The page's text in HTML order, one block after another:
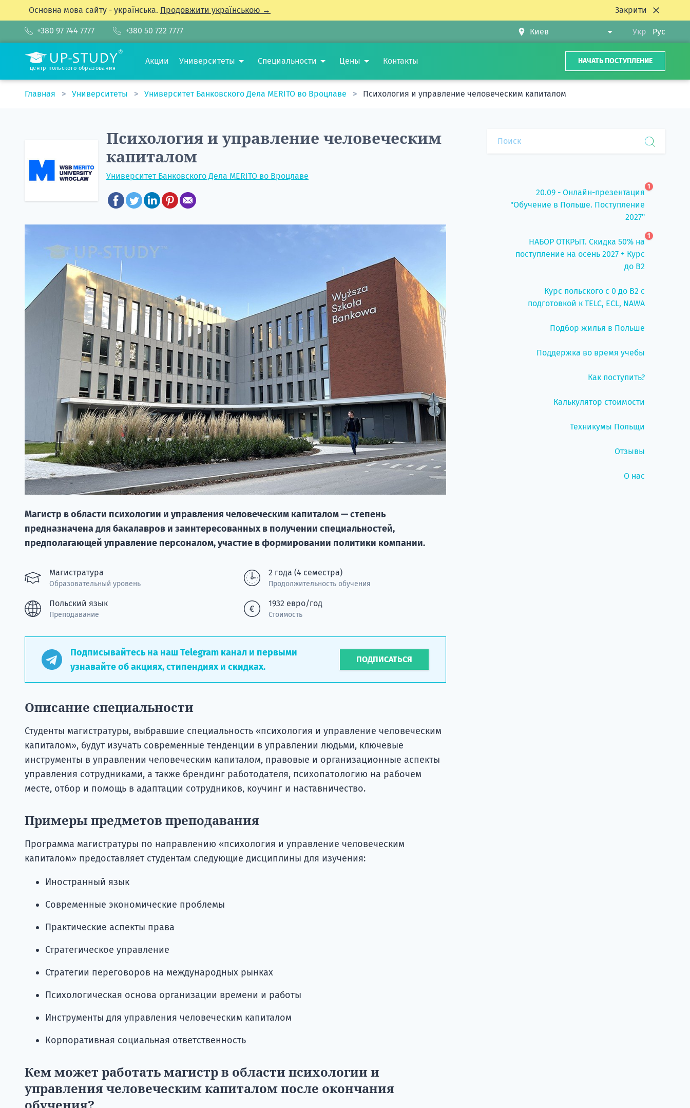
Основна мова сайту - українська. Продовжити українською → Закрити
+380 97 744 7777 +380 50 722 7777 Укр Рус
центр польского образования
Акции Университеты Специальности Цены Контакты НАЧАТЬ ПОСТУПЛЕНИЕ
Главная Университеты Университет Банковского Дела MERITO во Вроцлаве Психология и управление человеческим капиталом
Психология и управление человеческим
капиталом
Университет Банковского Дела MERITO во Вроцлаве
Магистр в области психологии и управления человеческим капиталом — степень
предназначена для бакалавров и заинтересованных в получении специальностей,
предполагающей управление персоналом, участие в формировании политики компании.
Магистратура
Образовательный уровень
2 года (4 семестра)
Продолжительность обучения
Польский язык
Преподавание
1932 евро/год
Стоимость
Подписывайтесь на наш Telegram канал и первыми
узнавайте об акциях, стипендиях и скидках.
ПОДПИСАТЬСЯ
Описание специальности
Студенты магистратуры, выбравшие специальность «психология и управление человеческим
капиталом», будут изучать современные тенденции в управлении людьми, ключевые
инструменты в управлении человеческим капиталом, правовые и организационные аспекты
управления сотрудниками, а также брендинг работодателя, психопатологию на рабочем
месте, отбор и помощь в адаптации сотрудников, коучинг и наставничество.
Примеры предметов преподавания
Программа магистратуры по направлению «психология и управление человеческим
капиталом» предоставляет студентам следующие дисциплины для изучения:
Иностранный язык
Современные экономические проблемы
Практические аспекты права
Стратегическое управление
Стратегии переговоров на международных рынках
Психологическая основа организации времени и работы
Инструменты для управления человеческим капиталом
Корпоративная социальная ответственность
Кем может работать магистр в области психологии и
управления человеческим капиталом после окончания
обучения?
20.09 - Онлайн-презентация
"Обучение в Польше. Поступление
2027"
1
НАБОР ОТКРЫТ. Скидка 50% на
поступление на осень 2027 + Курс
до B2
1
Курс польского с 0 до B2 с
подготовкой к TELC, ECL, NAWA
Подбор жилья в Польше
Поддержка во время учебы
Как поступить?
Калькулятор стоимости
Техникумы Польщи
Отзывы
О нас